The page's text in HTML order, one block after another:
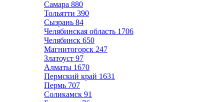
Самара 880
Тольятти 390
Сызрань 84
Челябинская область 1706
Челябинск 650
Магнитогорск 247
Златоуст 97
Алматы 1670
Пермский край 1631
Пермь 707
Соликамск 91